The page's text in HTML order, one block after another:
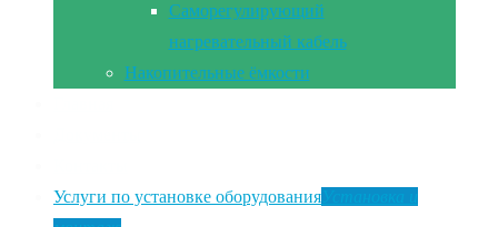
Саморегулирующий
нагревательный кабель
Накопительные ёмкости
Услуги по установке оборудования